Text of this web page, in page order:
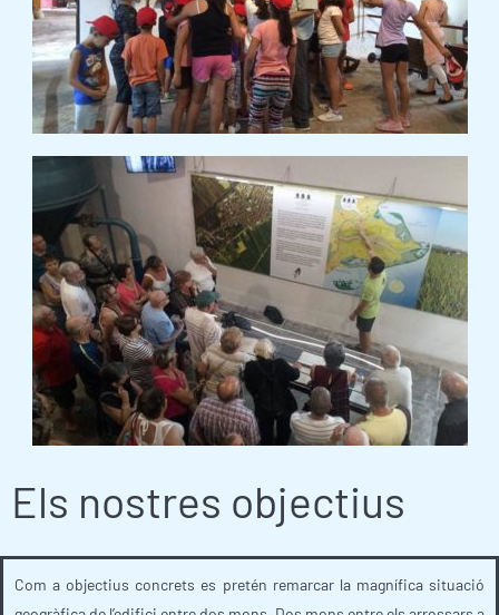
Els nostres objectius
Com a objectius concrets es pretén remarcar la magnífica situació